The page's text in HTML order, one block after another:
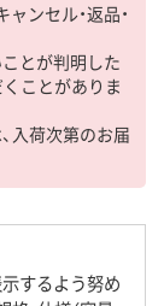
ンセル・返品・
とが判明した
ことがありま
入荷次第のお届
するよう努め